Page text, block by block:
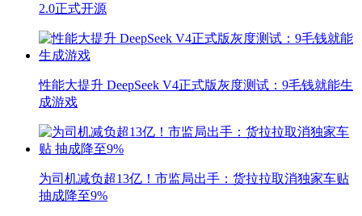
2.0正式开源
性能大提升 DeepSeek V4正式版灰度测试：9毛钱就能生
成游戏
为司机减负超13亿！市监局出手：货拉拉取消独家车贴
抽成降至9%